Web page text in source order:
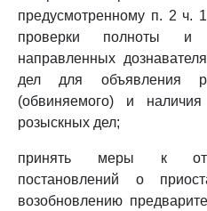
предусмотренному п. 2 ч.
проверки полноты и
направленных
дел для объявления
(обвиняемого) и
розыскных дел;
принять меры к
постановлений о
возобновлению